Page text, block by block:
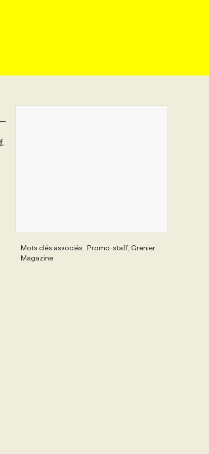
Mots clés associés : Promo-staff, Grenier
Magazine